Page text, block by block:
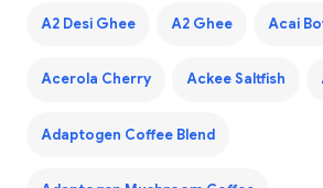
A2 Desi Ghee A2 Ghee Acai
Acerola Cherry Ackee Saltfish
Adaptogen Coffee Blend